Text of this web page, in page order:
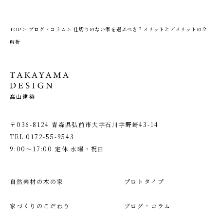
TOP＞ ブログ・コラム＞ 仕切りのない家を選ぶべき？メリットとデメリットの全
解析
髙山建築
〒036-8124 青森県弘前市大字石川字野崎43-14
TEL0172-55-9543
9:00〜17:00 定休 水曜・祝日
自然素材の木の家 プロトタイプ
家づくりのこだわり ブログ・コラム